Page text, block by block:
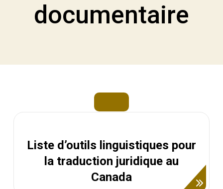
documentaire
Liste d’outils linguistiques pour
la traduction juridique au
Canada